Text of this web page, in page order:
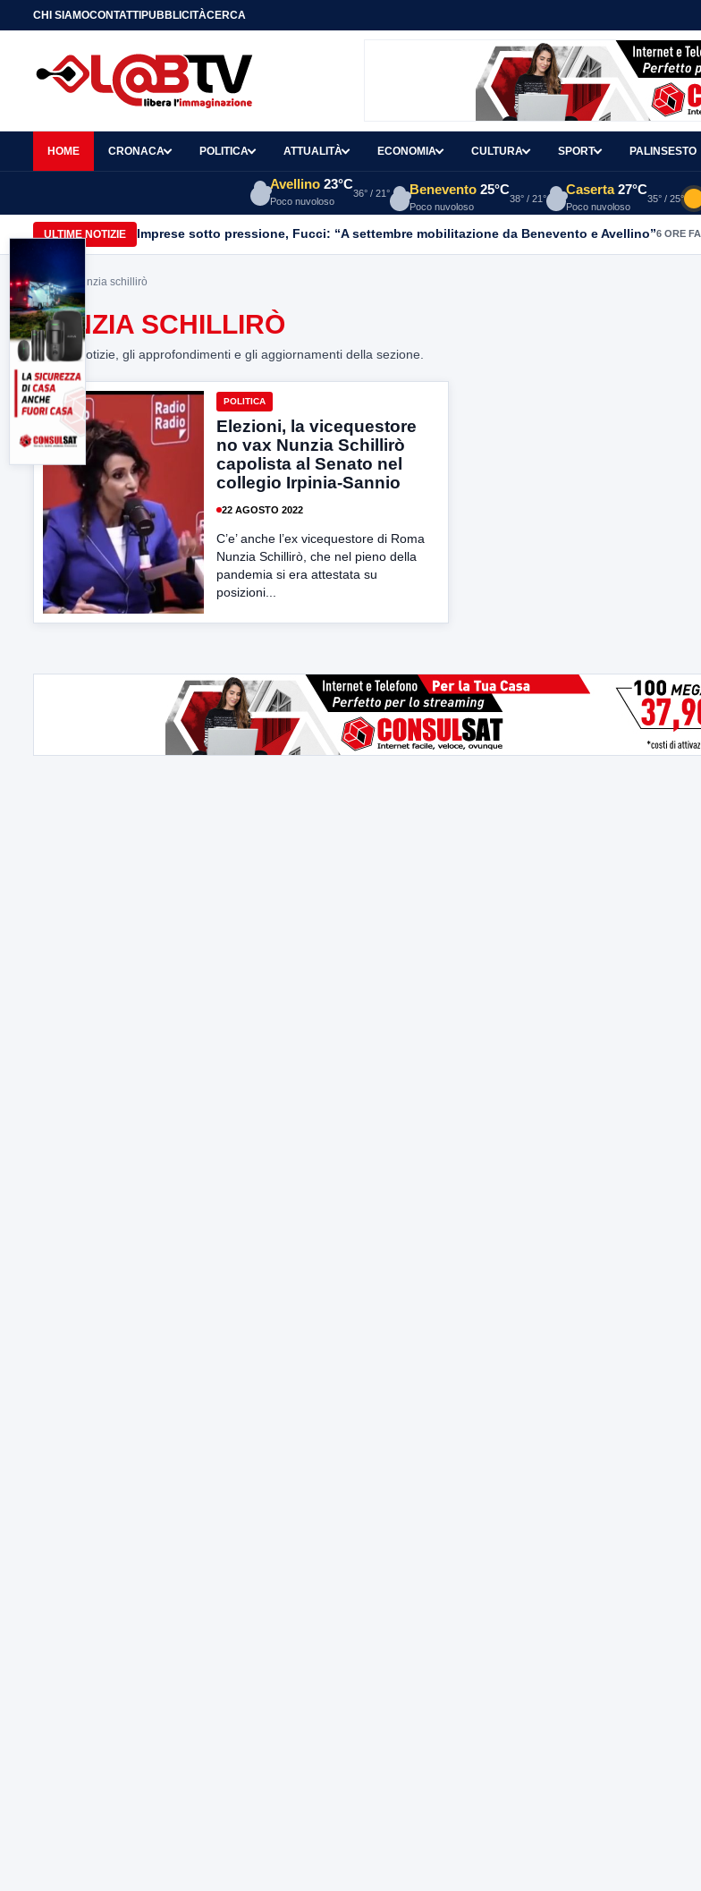
CHI SIAMOCONTATTIPUBBLICITÀCERCA
HOME CRONACA POLITICA ATTUALITÀ ECONOMIA CULTURA SPORT PALINSESTO
Avellino 23°C
Poco nuvoloso
36° / 21° Benevento 25°C
Poco nuvoloso
38° / 21°
Caserta 27°C
Poco nuvoloso
35° / 25°
ULTIME NOTIZIE Imprese sotto pressione, Fucci: “A settembre mobilitazione da Benevento e Avellino”6 ORE FA
Home> nunzia schillirò
NUNZIA SCHILLIRÒ
Tutte le notizie, gli approfondimenti e gli aggiornamenti della sezione.
POLITICA
Elezioni, la vicequestore
no vax Nunzia Schillirò
capolista al Senato nel
collegio Irpinia-Sannio
22 AGOSTO 2022
C’e’ anche l’ex vicequestore di Roma
Nunzia Schillirò, che nel pieno della
pandemia si era attestata su
posizioni...